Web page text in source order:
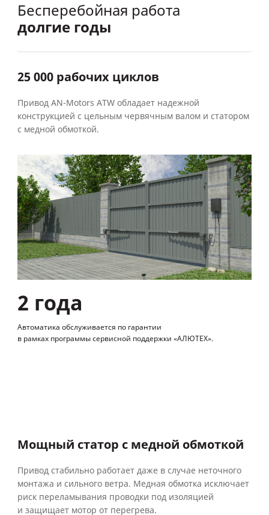
Бесперебойная работа
долгие годы
2 года
Автоматика обслуживается по гарантии
в рамках программы сервисной поддержки «АЛЮТЕХ».
25 000 рабочих циклов
Привод AN-Motors ATW обладает надежной
конструкцией с цельным червячным валом и статором
с медной обмоткой.
Мощный статор с медной обмоткой
Привод стабильно работает даже в случае неточного
монтажа и сильного ветра. Медная обмотка исключает
риск переламывания проводки под изоляцией
и защищает мотор от перегрева.